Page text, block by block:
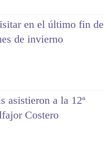
en el último fin de
de invierno
asistieron a la 12ª
Costero